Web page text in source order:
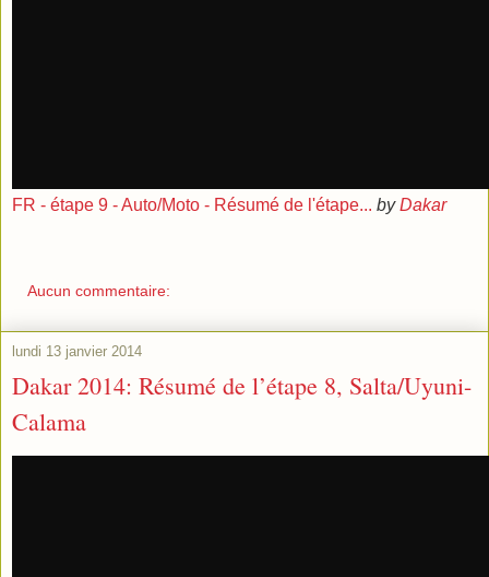
FR - étape 9 - Auto/Moto - Résumé de l'étape... byDakar
Aucun commentaire:
lundi 13 janvier 2014
Dakar 2014: Résumé de l’étape 8, Salta/Uyuni-
Calama